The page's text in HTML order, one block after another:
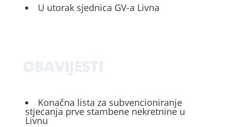
U utorak sjednica GV-a Livna
Konačna lista za subvencioniranje
stjecanja prve stambene nekretnine u
Livnu